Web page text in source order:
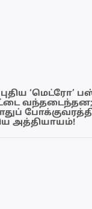
புதிய ‘மெட்ரோ’
வந்தடைந்தன;
அத்தியாயம்!